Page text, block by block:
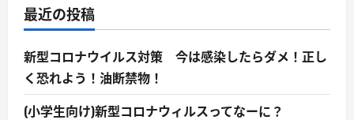
最近の投稿
新型コロナウイルス対策 今は感染したらダメ！正し
く恐れよう！油断禁物！
(小学生向け)新型コロナウィルスってなーに？